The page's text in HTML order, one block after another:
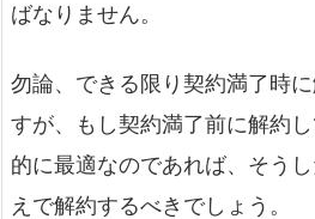
ばなりません。
勿論、できる限り契約満了時
すが、もし契約満了前に解約
的に最適なのであれば、そう
えで解約するべきでしょう。